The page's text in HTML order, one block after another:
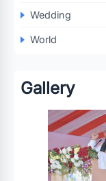
Wedding
World
Gallery